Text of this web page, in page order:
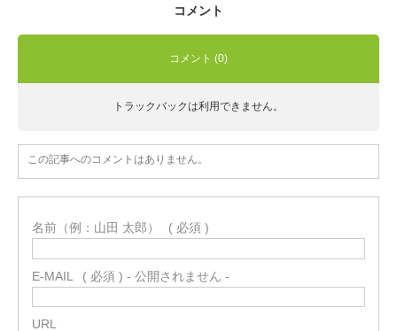
コメント
コメント (0)
トラックバックは利用できません。
この記事へのコメントはありません。
名前（例：山田 太郎） ( 必須 )
E-MAIL ( 必須 ) - 公開されません -
URL